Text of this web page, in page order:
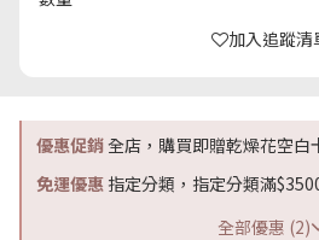
加入追蹤清
優惠促銷全店，購買即贈乾燥花空白
免運優惠 指定分類，指定分類滿
全部優惠 (2)